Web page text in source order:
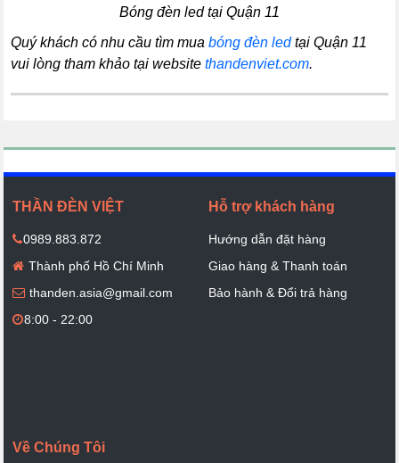
Bóng đèn led tại Quận 11
Quý khách có nhu cầu tìm muabóng đèn ledtại Quận 11
vui lòng tham khảo tại websitethandenviet.com.
THẦN ĐÈN VIỆT
0989.883.872
Thành phố Hồ Chí Minh
thanden.asia@gmail.com
8:00 - 22:00
Hỗ trợ khách hàng
Hướng dẫn đặt hàng
Giao hàng & Thanh toán
Bảo hành & Đổi trả hàng
Về Chúng Tôi